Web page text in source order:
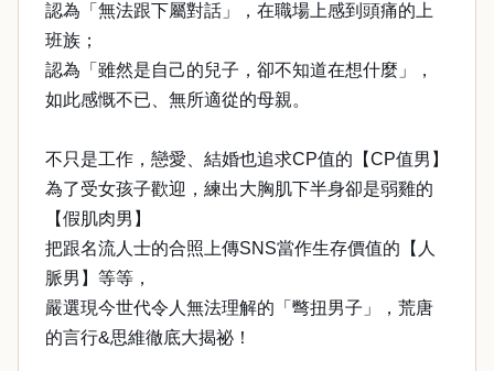
認為「無法跟下屬對話」，在職場上感到頭痛的上
班族；
認為「雖然是自己的兒子，卻不知道在想什麼」，
如此感慨不已、無所適從的母親。
不只是工作，戀愛、結婚也追求CP值的【CP值男】
為了受女孩子歡迎，練出大胸肌下半身卻是弱雞的
【假肌肉男】
把跟名流人士的合照上傳SNS當作生存價值的【人
脈男】等等，
嚴選現今世代令人無法理解的「彆扭男子」，荒唐
的言行&思維徹底大揭祕！